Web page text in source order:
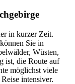
in kurzer Zeit.
Sie in
Wüsten,
ist, die Route auf
möglichst viele
intensiver.